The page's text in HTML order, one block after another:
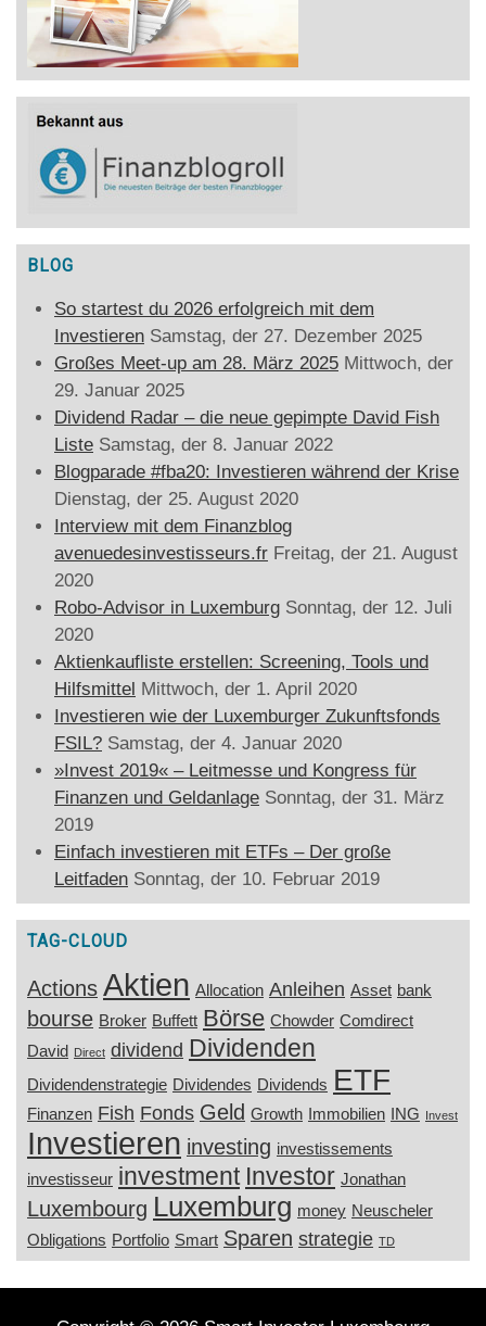
BLOG
So startest du 2026 erfolgreich mit dem
Investieren Samstag, der 27. Dezember 2025
Großes Meet-up am 28. März 2025 Mittwoch, der
29. Januar 2025
Dividend Radar – die neue gepimpte David Fish
Liste Samstag, der 8. Januar 2022
Blogparade #fba20: Investieren während der Krise
Dienstag, der 25. August 2020
Interview mit dem Finanzblog
avenuedesinvestisseurs.fr Freitag, der 21. August
2020
Robo-Advisor in Luxemburg Sonntag, der 12. Juli
2020
Aktienkaufliste erstellen: Screening, Tools und
Hilfsmittel Mittwoch, der 1. April 2020
Investieren wie der Luxemburger Zukunftsfonds
FSIL? Samstag, der 4. Januar 2020
»Invest 2019« – Leitmesse und Kongress für
Finanzen und Geldanlage Sonntag, der 31. März
2019
Einfach investieren mit ETFs – Der große
Leitfaden Sonntag, der 10. Februar 2019
TAG-CLOUD
Actions Aktien Allocation Anleihen Asset bank
bourse Broker Buffett Börse Chowder Comdirect
David Direct dividend Dividenden
Dividendenstrategie Dividendes Dividends ETF
Finanzen Fish Fonds Geld Growth Immobilien ING Invest
Investieren investing investissements
investisseur investment Investor Jonathan
Luxembourg Luxemburg money Neuscheler
Obligations Portfolio Smart Sparen strategie TD